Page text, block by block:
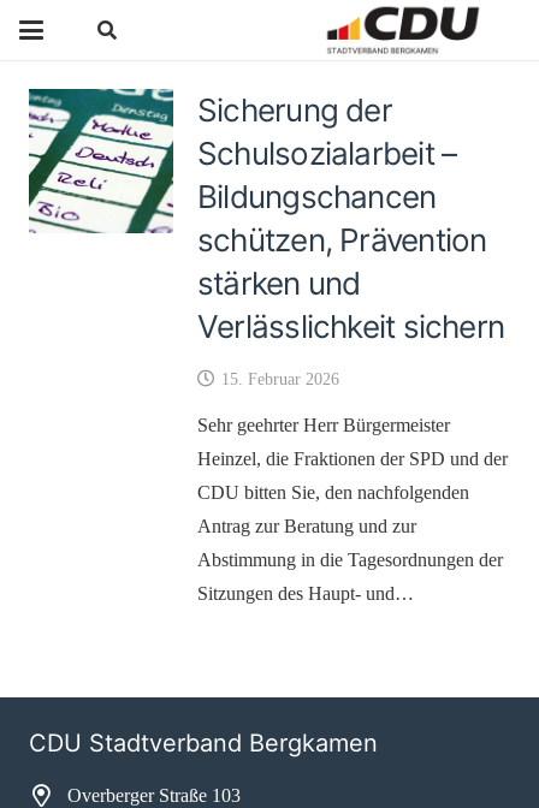
Sicherung der
Schulsozialarbeit –
Bildungschancen
schützen, Prävention
stärken und
Verlässlichkeit sichern
15. Februar 2026
Sehr geehrter Herr Bürgermeister
Heinzel, die Fraktionen der SPD und der
CDU bitten Sie, den nachfolgenden
Antrag zur Beratung und zur
Abstimmung in die Tagesordnungen der
Sitzungen des Haupt- und…
CDU Stadtverband Bergkamen
Overberger Straße 103